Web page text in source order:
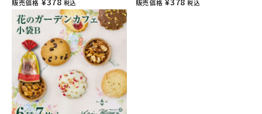
販売価格 税込 販売価格 税込